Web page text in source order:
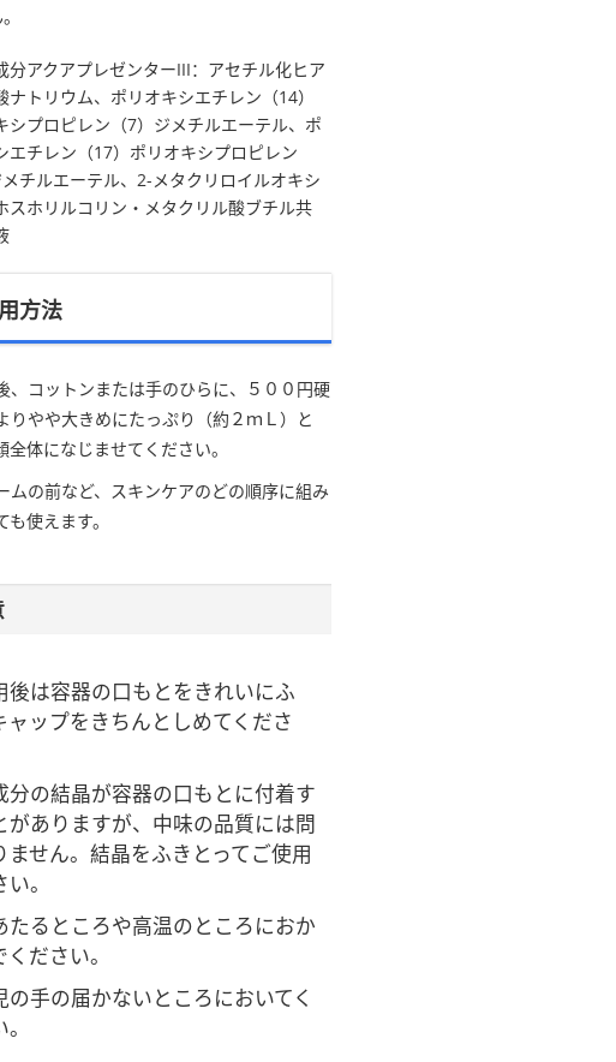
分アクアプレゼンターIII：アセチル化ヒア
ナトリウム、ポリオキシエチレン（14）
シプロピレン（7）ジメチルエーテル、ポ
エチレン（17）ポリオキシプロピレン
メチルエーテル、2-メタクリロイルオキシ
スホリルコリン・メタクリル酸ブチル共
方法
、コットンまたは手のひらに、５００円硬
りやや大きめにたっぷり（約２ｍＬ）と
全体になじませてください。
ムの前など、スキンケアのどの順序に組み
も使えます。
後は容器の口もとをきれいにふ
ャップをきちんとしめてくださ
分の結晶が容器の口もとに付着す
がありますが、中味の品質には問
ません。結晶をふきとってご使用
。
たるところや高温のところにおか
ださい。
の手の届かないところにおいてく